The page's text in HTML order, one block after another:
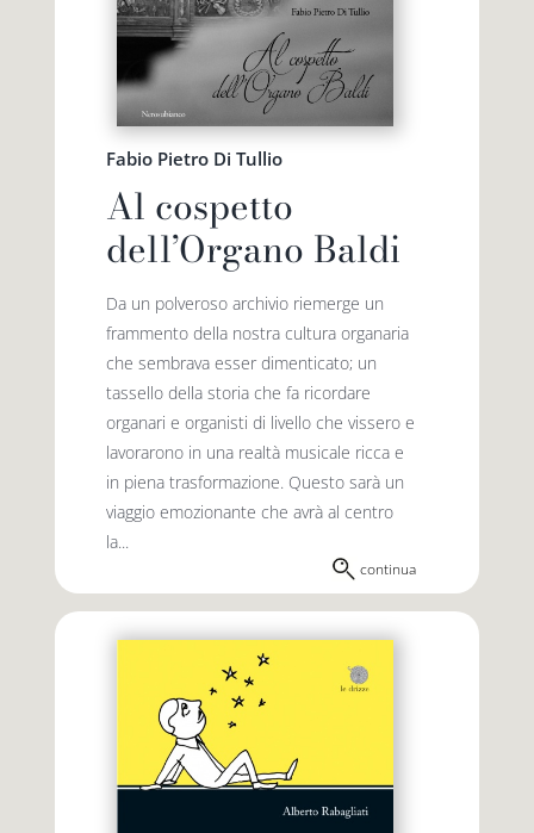
Fabio Pietro Di Tullio
Al cospetto
dell’Organo Baldi
Da un polveroso archivio riemerge un
frammento della nostra cultura organaria
che sembrava esser dimenticato; un
tassello della storia che fa ricordare
organari e organisti di livello che vissero e
lavorarono in una realtà musicale ricca e
in piena trasformazione. Questo sarà un
viaggio emozionante che avrà al centro
la...
continua